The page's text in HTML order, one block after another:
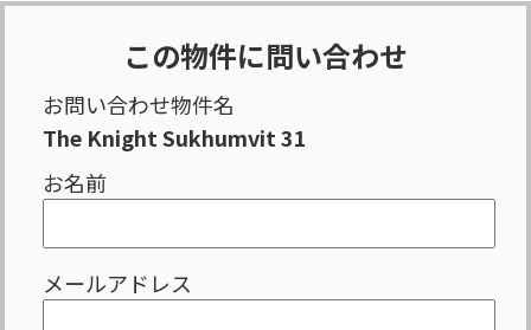
この物件に問い合わせ
お問い合わせ物件名
The Knight Sukhumvit 31
お名前
メールアドレス